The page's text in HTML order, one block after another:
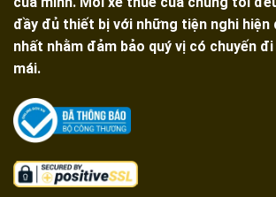
đầy đủ thiết bị với những tiện nghi hiện
nhất nhằm đảm bảo quý vị có chuyến
mái.